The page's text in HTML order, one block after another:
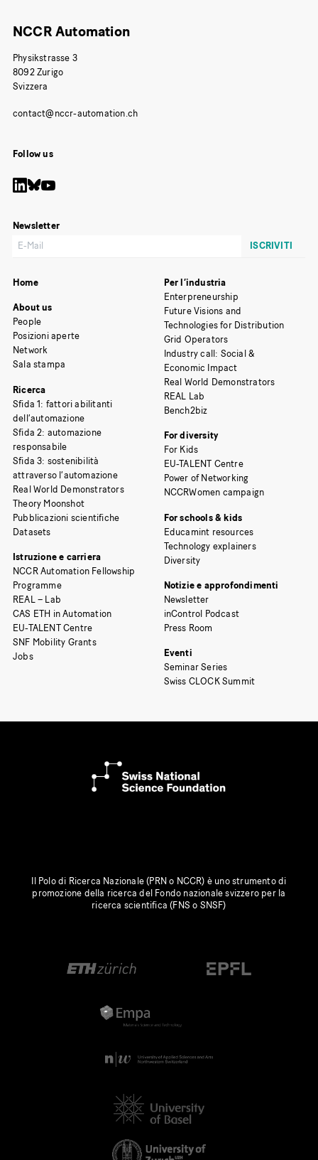
NCCR Automation
Physikstrasse 3
8092 Zurigo
Svizzera
Follow us
Newsletter
Home
About us
People
Posizioni aperte
Network
Sala stampa
Ricerca
Sfida 1: fattori abilitanti
dell’automazione
Sfida 2: automazione
responsabile
Sfida 3: sostenibilità
attraverso l’automazione
Real World Demonstrators
Theory Moonshot
Pubblicazioni scientifiche
Datasets
Istruzione e carriera
NCCR Automation Fellowship
Programme
REAL – Lab
CAS ETH in Automation
EU-TALENT Centre
SNF Mobility Grants
Jobs
Per l’industria
Enterpreneurship
Future Visions and
Technologies for Distribution
Grid Operators
Industry call: Social &
Economic Impact
Real World Demonstrators
REAL Lab
Bench2biz
For diversity
For Kids
EU-TALENT Centre
Power of Networking
NCCRWomen campaign
For schools & kids
Educamint resources
Technology explainers
Diversity
Notizie e approfondimenti
Newsletter
inControl Podcast
Press Room
Eventi
Seminar Series
Swiss CLOCK Summit
Il Polo di Ricerca Nazionale (PRN o NCCR) è uno strumento di
promozione della ricerca del Fondo nazionale svizzero per la
ricerca scientifica (FNS o SNSF)